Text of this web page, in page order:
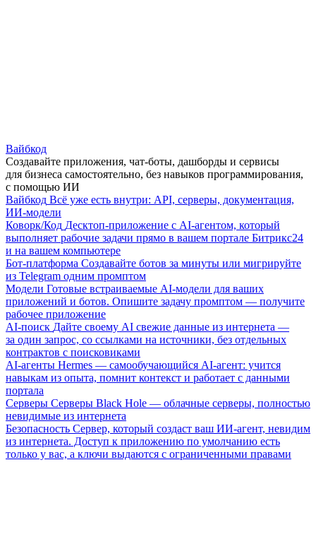
Вайбкод
Создавайте приложения, чат-боты, дашборды и сервисы
для бизнеса самостоятельно, без навыков программирования,
с помощью ИИ
Вайбкод Всё уже есть внутри: API, серверы, документация,
ИИ-модели
Коворк/Код Десктоп-приложение с AI-агентом, который
выполняет рабочие задачи прямо в вашем портале Битрикс24
и на вашем компьютере
Бот-платформа Создавайте ботов за минуты или мигрируйте
из Telegram одним промптом
Модели Готовые встраиваемые AI-модели для ваших
приложений и ботов. Опишите задачу промптом — получите
рабочее приложение
AI-поиск Дайте своему AI свежие данные из интернета —
за один запрос, со ссылками на источники, без отдельных
контрактов с поисковиками
AI-агенты Hermes — самообучающийся AI-агент: учится
навыкам из опыта, помнит контекст и работает с данными
портала
Серверы Серверы Black Hole — облачные серверы, полностью
невидимые из интернета
Безопасность Сервер, который создаст ваш ИИ-агент, невидим
из интернета. Доступ к приложению по умолчанию есть
только у вас, а ключи выдаются с ограниченными правами